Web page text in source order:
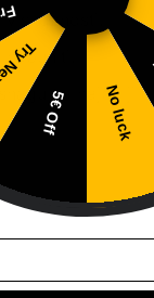
za najbolji
No luck
5€ Off